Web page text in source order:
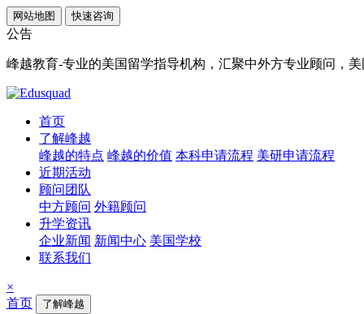
网站地图 快速咨询
公告
峰越教育-专业的美国留学指导机构，汇聚中外方专业顾问，
首页
了解峰越
峰越的特点 峰越的价值 本科申请流程 美研申请流程
近期活动
顾问团队
中方顾问 外籍顾问
升学资讯
企业新闻 新闻中心 美国学校
联系我们
×
首页
了解峰越